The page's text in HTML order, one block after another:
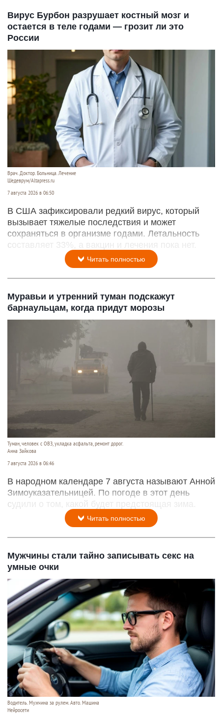
Вирус Бурбон разрушает костный мозг и
остается в теле годами — грозит ли это
России
Врач. Доктор. Больница. Лечение
Шедеврум/Altapress.ru
7 августа 2026 в 06:50
В США зафиксировали редкий вирус, который
вызывает тяжелые последствия и может
сохраняться в организме годами. Летальность
составляет 33%, а вакцин и лечения пока нет.
Читать полностью
Муравьи и утренний туман подскажут
барнаульцам, когда придут морозы
Туман, человек с ОВЗ, укладка асфальта, ремонт дорог.
Анна Зайкова
7 августа 2026 в 06:46
В народном календаре 7 августа называют Анной
Зимоуказательницей. По погоде в этот день
судили о том, какой будет предстоящая зима.
Читать полностью
Мужчины стали тайно записывать секс на
умные очки
Водитель. Мужчина за рулем. Авто. Машина
Нейросети